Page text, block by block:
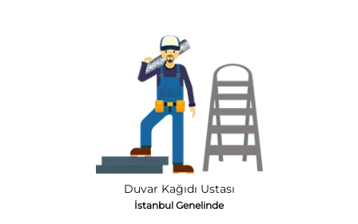
Duvar Kağıdı Ustası
İstanbul Genelinde